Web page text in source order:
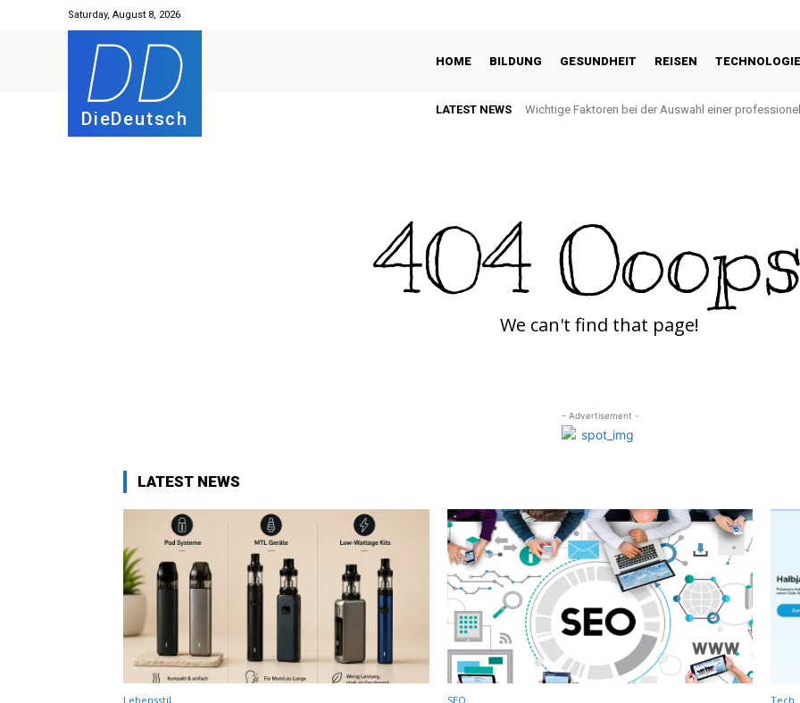
Saturday, August 8, 2026
DD
DieDeutsch
HOME BILDUNG GESUNDHEIT REISEN TECHNOLOGIE
LATEST NEWS Wichtige Faktoren bei der Auswahl einer
404
We can't find that page!
- Advertisement -
LATEST NEWS
Lebensstil SEO Tech